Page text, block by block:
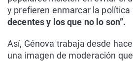
y prefieren enmarcar la política
decentes y los que no lo son”.
Así, Génova trabaja desde
una imagen de moderación